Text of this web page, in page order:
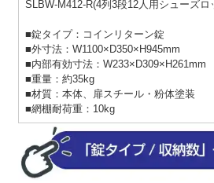
SLBW-M412-R(4列3段12人用シューズロ
■錠タイプ：コインリターン錠
■外寸法：W1100×D350×H945mm
■内部有効寸法：W233×D309×H261mm
■重量：約35kg
■材質：本体、扉スチール・粉体塗装
■網棚耐荷重：10kg